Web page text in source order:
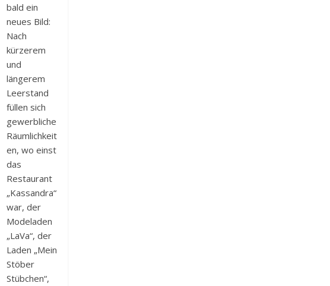
bald ein
neues Bild:
Nach
kürzerem
und
längerem
Leerstand
füllen sich
gewerbliche
Räumlichkeit
en, wo einst
das
Restaurant
„Kassandra“
war, der
Modeladen
„LaVa“, der
Laden „Mein
Stöber
Stübchen“,